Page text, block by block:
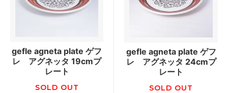
gefle agneta plate ゲフ
レ アグネッタ 19cmプ
レート
SOLD OUT
gefle agneta plate ゲフ
レ アグネッタ 24cmプ
レート
SOLD OUT